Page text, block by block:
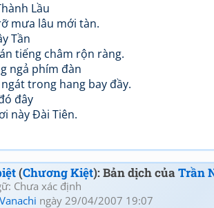
Lầu
mưa lâu mới tàn.
Tần
tiếng châm rộn ràng.
ngả phím đàn
trong hang bay đầy.
đây
này Đài Tiên.
(Chương Kiệt): Bản dịch củaTrần
Chưa xác định
Vanachi ngày 29/04/2007 19:07